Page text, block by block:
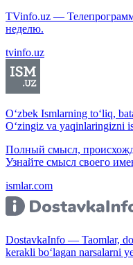
TVinfo.uz —
неделю.
tvinfo.uz
O‘zbek Ismlarning to‘liq,
O‘zingiz va yaqinlaringizni
Полный смысл,
Узнайте смысл своего
ismlar.com
DostavkaInfo — Taomlar,
kerakli bo‘lagan narsalarni